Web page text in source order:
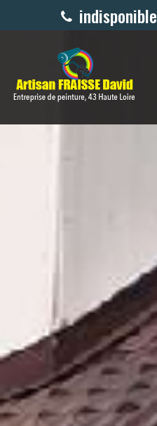
indisponible